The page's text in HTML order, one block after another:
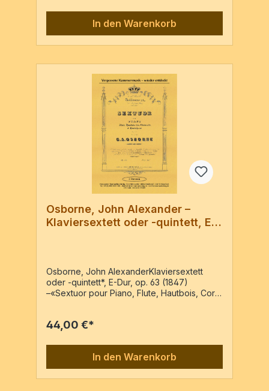
Neuausgabe nach der Erstausgabe:
«Quintuor pour Piano, Violon, Viola,
Violoncelle & Contrebasse, Dédié à
Mademoiselle Charlotte de Malleville»
1831/1832 (c1852)Klavierpartitur & 5 Stimmen
In den Warenkorb
Osborne, John Alexander –
Klaviersextett oder -quintett, E-
Osborne, John AlexanderKlaviersextett
oder -quintett*, E-Dur, op. 63 (1847)
–«Sextuor pour Piano, Flute, Hautbois, Cor,
3338.H. [c1847] - 8 StimmenFl, Ob, Hn, Vc,
/ 92 Seiten* N.B. Cette oeuvre peut être
exécuté en Quintette. L´Auteur a arrangé
très soigneusement les 3 parties de Flûte,
Hautbois et Cor pour un Violon et un
44,00 €*
In den Warenkorb